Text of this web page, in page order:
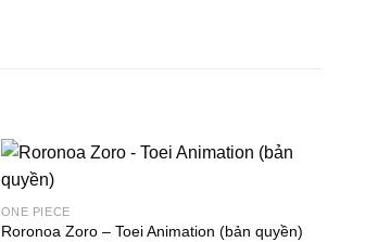
ONE PIECE
Roronoa Zoro – Toei Animation (bản quyền)